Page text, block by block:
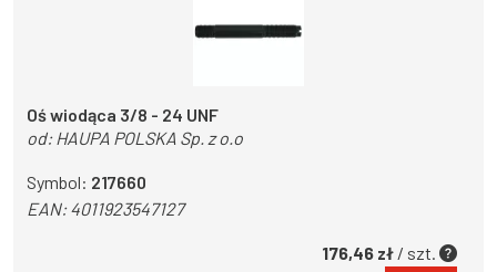
Oś wiodąca 3/8 - 24 UNF
od: HAUPA POLSKA Sp. z o.o
Symbol: 217660
EAN:4011923547127
176,46 zł / szt.